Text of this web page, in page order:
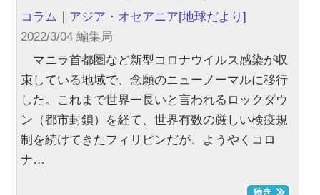
コラム ｜ アジア・オセアニア[地球だより]
2022/3/04 編集局
マニラ首都圏など新型コロナウイルス感染が収
束している地域で、念願のニューノーマルに移行
した。これまで世界一長いと言われるロックダウ
ン（都市封鎖）を経て、世界有数の厳しい検疫規
制を続けてきたフィリピンだが、ようやくコロ
ナ…